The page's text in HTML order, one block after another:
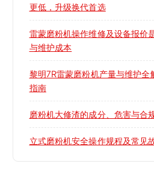
更低，升级换代首选
雷蒙磨粉机操作维修及设备报价
与维护成本
黎明7R雷蒙磨粉机产量与维护
指南
磨粉机大修渣的成分、危害与合
立式磨粉机安全操作规程及常见